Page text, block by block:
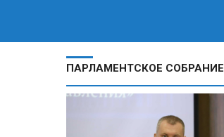
ПАРЛАМЕНТСКОЕ СОБРАНИЕ